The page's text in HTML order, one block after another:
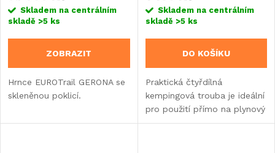
Skladem na centrálním
skladě >5 ks
ZOBRAZIT
Hrnce EUROTrail GERONA se
skleněnou poklicí.
Skladem na centrálním
skladě >5 ks
DO KOŠÍKU
Praktická čtyřdílná
kempingová trouba je ideální
pro použití přímo na plynový
vařič při kempování nebo